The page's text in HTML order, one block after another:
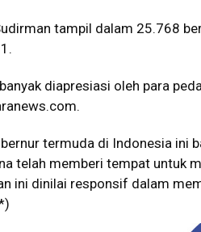
tampil dalam 25.768
diapresiasi oleh para
termuda di Indonesia ini
telah memberi tempat untuk
ini dinilai responsif dalam